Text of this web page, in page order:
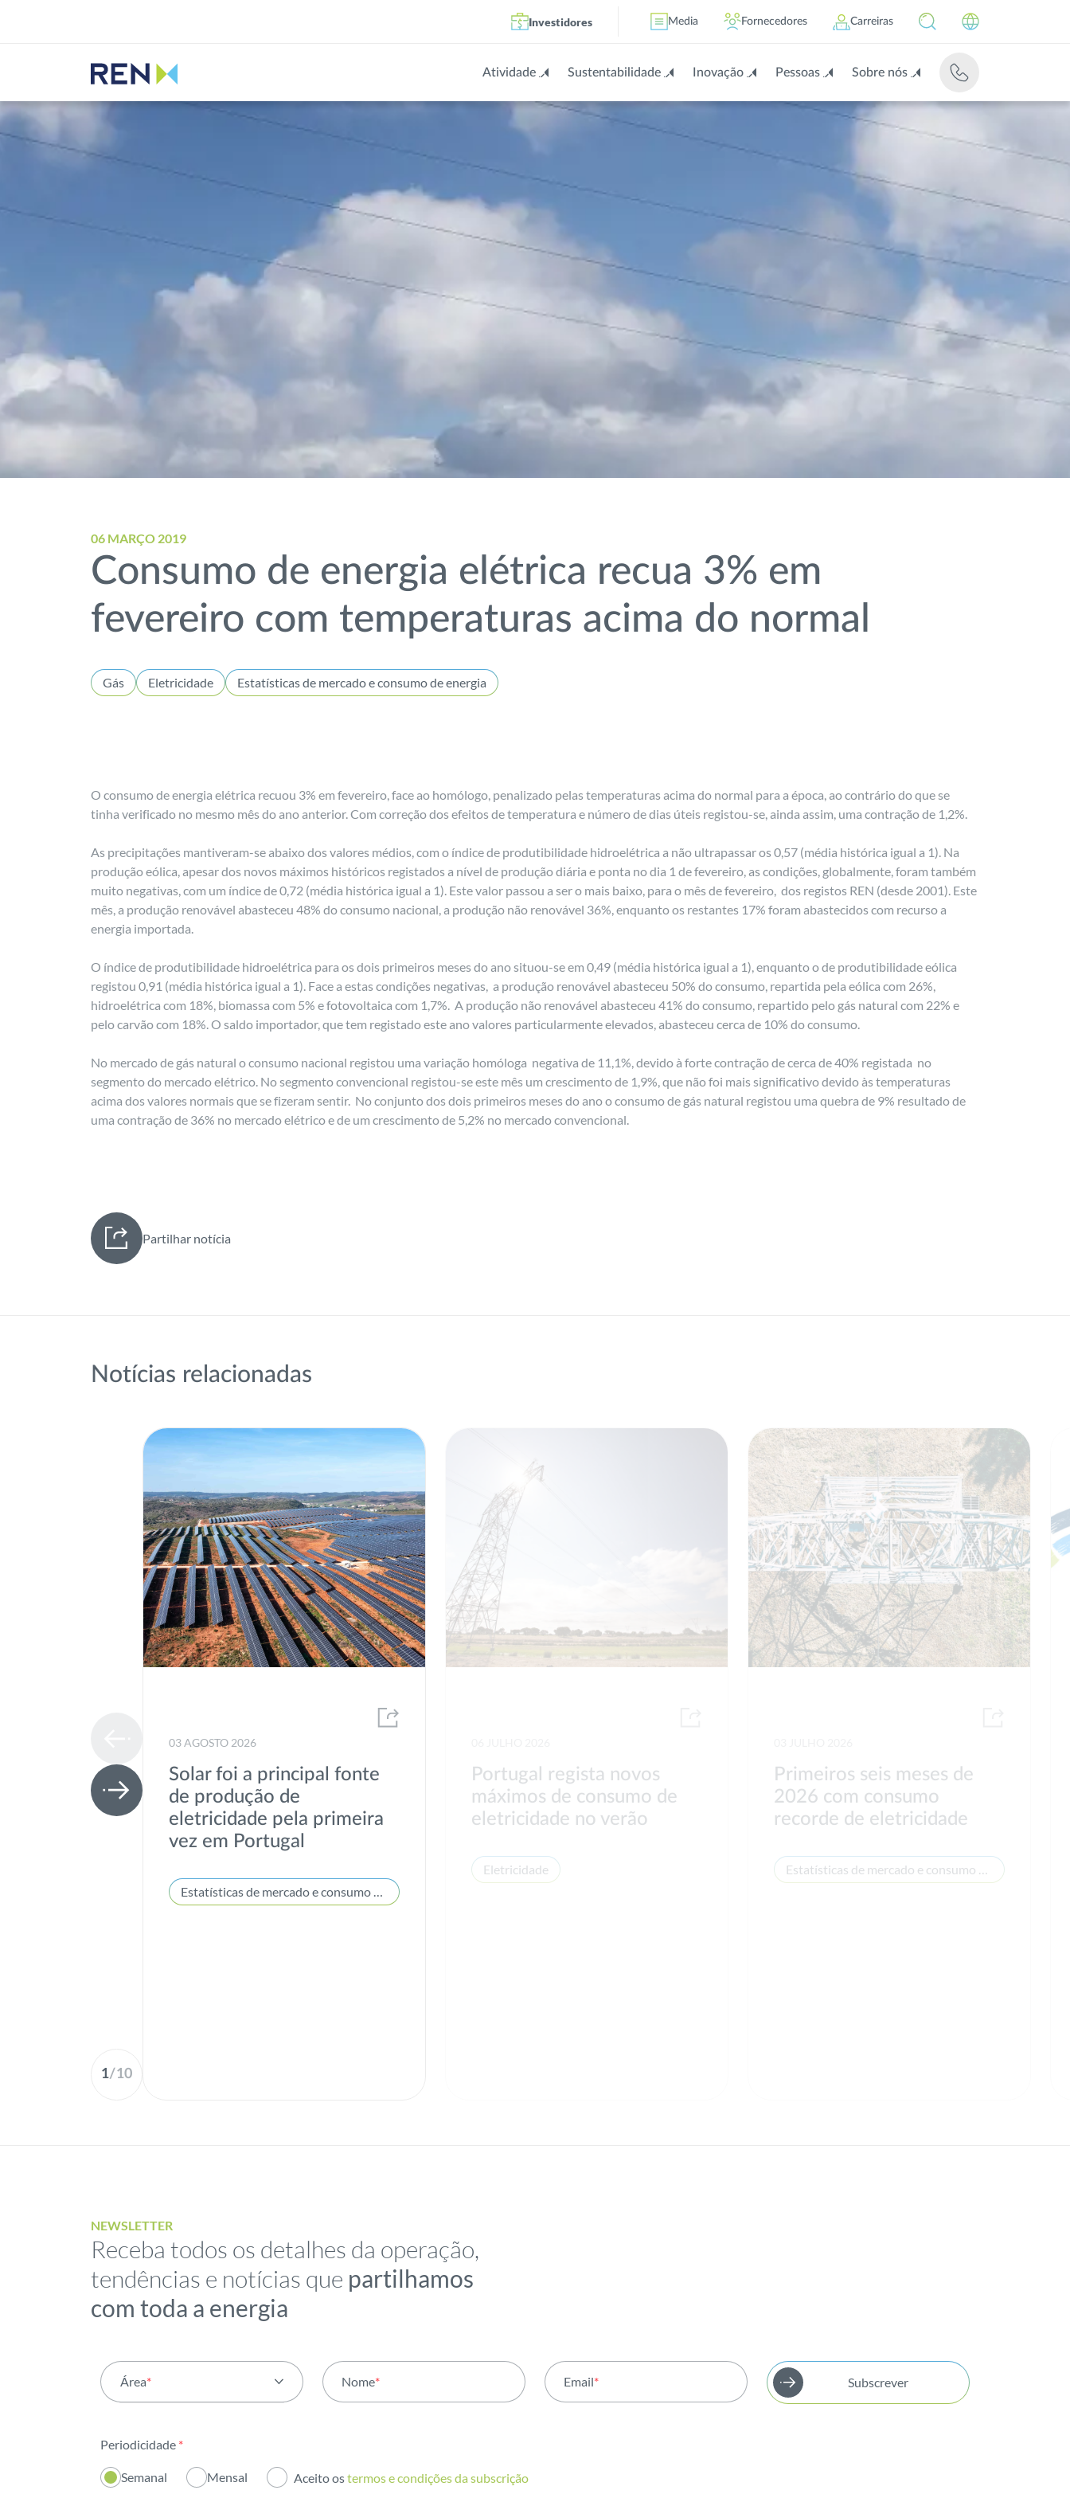
Investidores Media Fornecedores Carreiras
Atividade Sustentabilidade Inovação Pessoas Sobre nós
06 MARÇO 2019
Consumo de energia elétrica recua 3% em
fevereiro com temperaturas acima do normal
Gás Eletricidade Estatísticas de mercado e consumo de energia
O consumo de energia elétrica recuou 3% em fevereiro, face ao homólogo, penalizado pelas temperaturas acima do normal para a época, ao contrário do que se
tinha verificado no mesmo mês do ano anterior. Com correção dos efeitos de temperatura e número de dias úteis registou-se, ainda assim, uma contração de 1,2%.
As precipitações mantiveram-se abaixo dos valores médios, com o índice de produtibilidade hidroelétrica a não ultrapassar os 0,57 (média histórica igual a 1). Na
produção eólica, apesar dos novos máximos históricos registados a nível de produção diária e ponta no dia 1 de fevereiro, as condições, globalmente, foram também
muito negativas, com um índice de 0,72 (média histórica igual a 1). Este valor passou a ser o mais baixo, para o mês de fevereiro, dos registos REN (desde 2001). Este
mês, a produção renovável abasteceu 48% do consumo nacional, a produção não renovável 36%, enquanto os restantes 17% foram abastecidos com recurso a
energia importada.
O índice de produtibilidade hidroelétrica para os dois primeiros meses do ano situou-se em 0,49 (média histórica igual a 1), enquanto o de produtibilidade eólica
registou 0,91 (média histórica igual a 1). Face a estas condições negativas, a produção renovável abasteceu 50% do consumo, repartida pela eólica com 26%,
hidroelétrica com 18%, biomassa com 5% e fotovoltaica com 1,7%. A produção não renovável abasteceu 41% do consumo, repartido pelo gás natural com 22% e
pelo carvão com 18%. O saldo importador, que tem registado este ano valores particularmente elevados, abasteceu cerca de 10% do consumo.
No mercado de gás natural o consumo nacional registou uma variação homóloga negativa de 11,1%, devido à forte contração de cerca de 40% registada no
segmento do mercado elétrico. No segmento convencional registou-se este mês um crescimento de 1,9%, que não foi mais significativo devido às temperaturas
acima dos valores normais que se fizeram sentir. No conjunto dos dois primeiros meses do ano o consumo de gás natural registou uma quebra de 9% resultado de
uma contração de 36% no mercado elétrico e de um crescimento de 5,2% no mercado convencional.
Partilhar notícia
Notícias relacionadas
1/10
03 AGOSTO 2026
Solar foi a principal fonte
de produção de
eletricidade pela primeira
vez em Portugal
Estatísticas de mercado e consumo de energia
Portugal regista novos
máximos de consumo de
eletricidade no verão
Eletricidade
Primeiros seis meses de
2026 com consumo
recorde de eletricidade
Estatísticas de mercado e consumo de energia
NEWSLETTER
Receba todos os detalhes da operação,
tendências e notícias que partilhamos
com toda a energia
Área*
Institucional
Nome* Email* Subscrever
Periodicidade *
Semanal Mensal Aceito ostermos e condições da subscrição